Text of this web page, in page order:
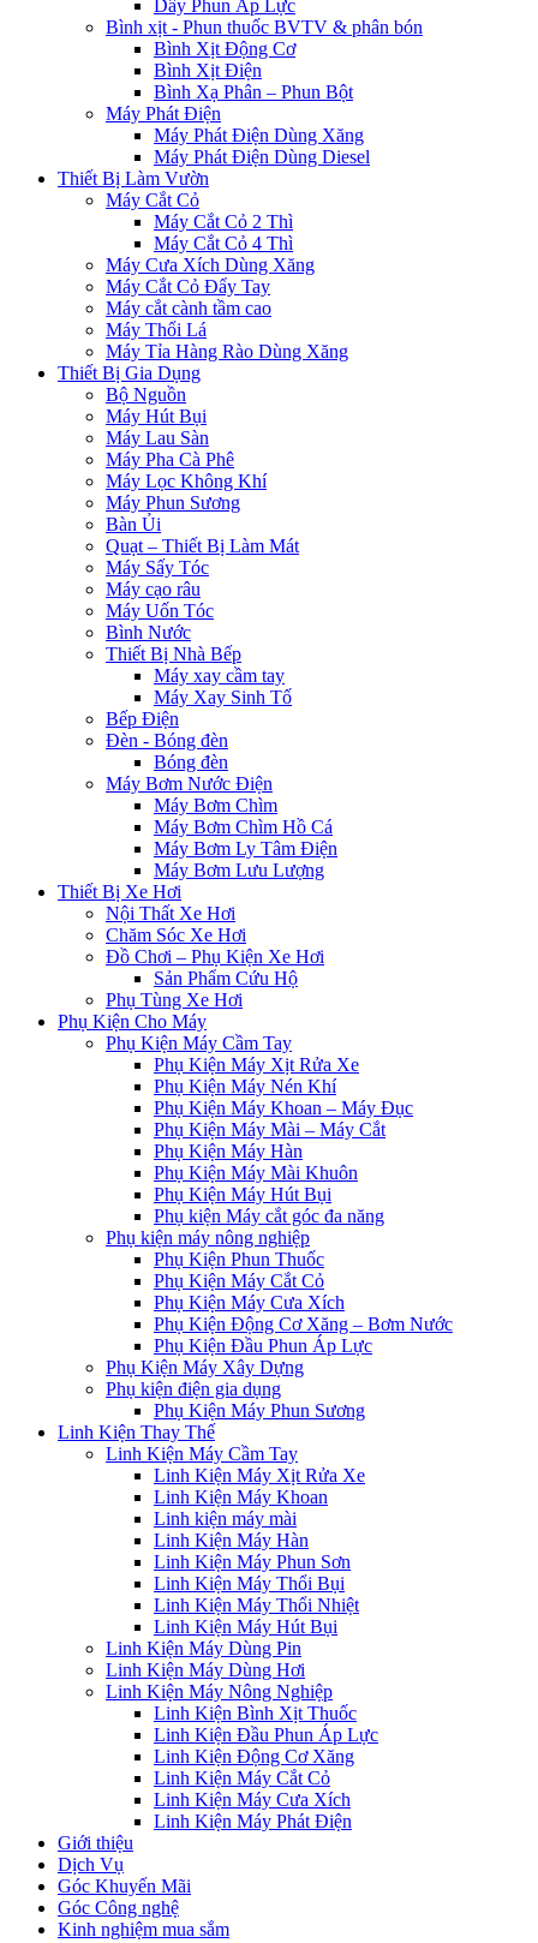
Dây Phun Áp Lực
Bình xịt - Phun thuốc BVTV & phân bón
Bình Xịt Động Cơ
Bình Xịt Điện
Bình Xạ Phân – Phun Bột
Máy Phát Điện
Máy Phát Điện Dùng Xăng
Máy Phát Điện Dùng Diesel
Thiết Bị Làm Vườn
Máy Cắt Cỏ
Máy Cắt Cỏ 2 Thì
Máy Cắt Cỏ 4 Thì
Máy Cưa Xích Dùng Xăng
Máy Cắt Cỏ Đẩy Tay
Máy cắt cành tầm cao
Máy Thổi Lá
Máy Tỉa Hàng Rào Dùng Xăng
Thiết Bị Gia Dụng
Bộ Nguồn
Máy Hút Bụi
Máy Lau Sàn
Máy Pha Cà Phê
Máy Lọc Không Khí
Máy Phun Sương
Bàn Ủi
Quạt – Thiết Bị Làm Mát
Máy Sấy Tóc
Máy cạo râu
Máy Uốn Tóc
Bình Nước
Thiết Bị Nhà Bếp
Máy xay cầm tay
Máy Xay Sinh Tố
Bếp Điện
Đèn - Bóng đèn
Bóng đèn
Máy Bơm Nước Điện
Máy Bơm Chìm
Máy Bơm Chìm Hồ Cá
Máy Bơm Ly Tâm Điện
Máy Bơm Lưu Lượng
Thiết Bị Xe Hơi
Nội Thất Xe Hơi
Chăm Sóc Xe Hơi
Đồ Chơi – Phụ Kiện Xe Hơi
Sản Phẩm Cứu Hộ
Phụ Tùng Xe Hơi
Phụ Kiện Cho Máy
Phụ Kiện Máy Cầm Tay
Phụ Kiện Máy Xịt Rửa Xe
Phụ Kiện Máy Nén Khí
Phụ Kiện Máy Khoan – Máy Đục
Phụ Kiện Máy Mài – Máy Cắt
Phụ Kiện Máy Hàn
Phụ Kiện Máy Mài Khuôn
Phụ Kiện Máy Hút Bụi
Phụ kiện Máy cắt góc đa năng
Phụ kiện máy nông nghiệp
Phụ Kiện Phun Thuốc
Phụ Kiện Máy Cắt Cỏ
Phụ Kiện Máy Cưa Xích
Phụ Kiện Động Cơ Xăng – Bơm Nước
Phụ Kiện Đầu Phun Áp Lực
Phụ Kiện Máy Xây Dựng
Phụ kiện điện gia dụng
Phụ Kiện Máy Phun Sương
Linh Kiện Thay Thế
Linh Kiện Máy Cầm Tay
Linh Kiện Máy Xịt Rửa Xe
Linh Kiện Máy Khoan
Linh kiện máy mài
Linh Kiện Máy Hàn
Linh Kiện Máy Phun Sơn
Linh Kiện Máy Thổi Bụi
Linh Kiện Máy Thổi Nhiệt
Linh Kiện Máy Hút Bụi
Linh Kiện Máy Dùng Pin
Linh Kiện Máy Dùng Hơi
Linh Kiện Máy Nông Nghiệp
Linh Kiện Bình Xịt Thuốc
Linh Kiện Đầu Phun Áp Lực
Linh Kiện Động Cơ Xăng
Linh Kiện Máy Cắt Cỏ
Linh Kiện Máy Cưa Xích
Linh Kiện Máy Phát Điện
Giới thiệu
Dịch Vụ
Góc Khuyến Mãi
Góc Công nghệ
Kinh nghiệm mua sắm